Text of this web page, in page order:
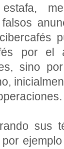
por el
sino
sus